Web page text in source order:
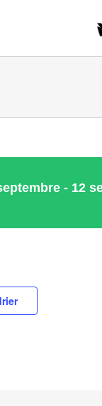
- 12